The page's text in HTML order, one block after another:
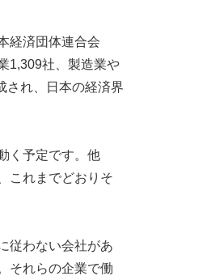
経済団体連合会
1,309社、製造業や
され、日本の経済界
く予定です。他
これまでどおりそ
従わない会社があ
それらの企業で働